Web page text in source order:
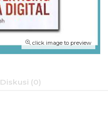
click image to preview
Diskusi (0)